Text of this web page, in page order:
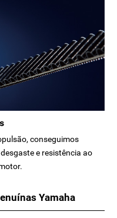
conseguimos
e resistência ao
Yamaha